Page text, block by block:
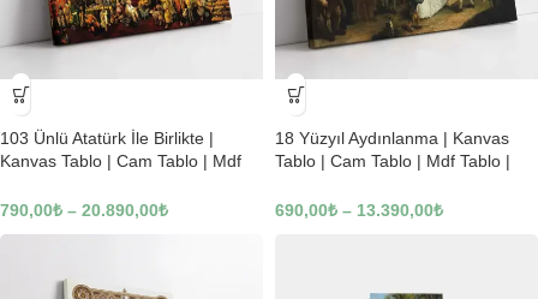
-23%
103 Ünlü Atatürk İle Birlikte |
Kanvas Tablo | Cam Tablo | Mdf
790,00₺ – 20.890,00₺
-23%
18 Yüzyıl Aydınlanma | Kanvas
Tablo | Cam Tablo | Mdf Tablo |
690,00₺ – 13.390,00₺